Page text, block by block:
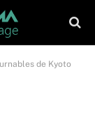
de Kyoto